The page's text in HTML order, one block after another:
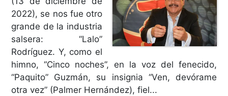
2022), se nos fue otro
grande de la industria
salsera: “Lalo”
Rodríguez. Y, como el
himno, “Cinco noches”, en la voz del fenecido,
“Paquito” Guzmán, su insignia “Ven, devórame
otra vez” (Palmer Hernández), fiel...